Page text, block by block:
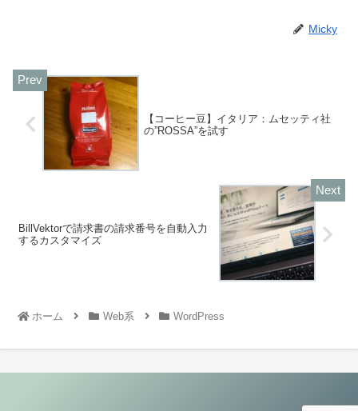
Micky
【コーヒー豆】イタリア：ムセッティ社
の”ROSSA”を試す
BillVektorで請求書の請求番号を自動入力
するカスタマイズ
ホーム Web系 WordPress